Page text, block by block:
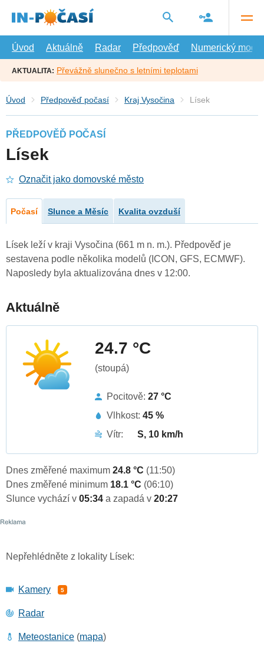
hlavní
Úvod
Aktuálně Radar Předpověď Numerický model
AKTUALITA: Převážně slunečno s letními teplotami
Úvod Předpověď počasí Kraj Vysočina Lísek
PŘEDPOVĚĎ POČASÍ
Lísek
Označit jako domovské město
Počasí Slunce a Měsíc Kvalita ovzduší
Lísek leží v kraji Vysočina (661 m n. m.). Předpověď je
sestavena podle několika modelů (ICON, GFS, ECMWF).
Naposledy byla aktualizována dnes v 12:00.
Aktuálně
24.7 °C
(stoupá)
Pocitově: 27 °C
Vlhkost: 45 %
Vítr:
S, 10 km/h
Dnes změřené maximum 24.8 °C (11:50)
Dnes změřené minimum 18.1 °C (06:10)
Slunce vychází v 05:34 a zapadá v 20:27
Nepřehlédněte z lokality Lísek:
Kamery 5
Radar
Meteostanice (mapa)